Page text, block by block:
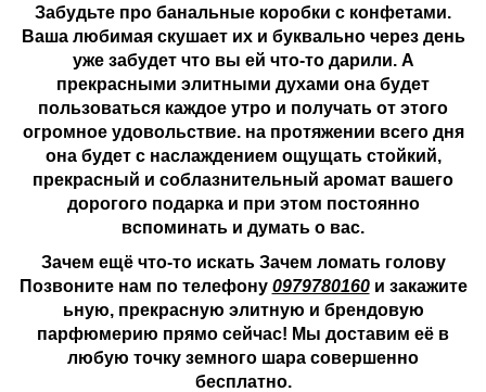
Забудьте про банальные коробки с конфетами.
Ваша любимая скушает их и буквально через день
уже забудет что вы ей что-то дарили. А
прекрасными элитными духами она будет
пользоваться каждое утро и получать от этого
огромное удовольствие. на протяжении всего дня
она будет с наслаждением ощущать стойкий,
прекрасный и соблазнительный аромат вашего
дорогого подарка и при этом постоянно
вспоминать и думать о вас.
Зачем ещё что-то искать Зачем ломать голову
Позвоните нам по телефону 0979780160 и закажите
ьную, прекрасную элитную и брендовую
парфюмерию прямо сейчас! Мы доставим её в
любую точку земного шара совершенно
бесплатно.